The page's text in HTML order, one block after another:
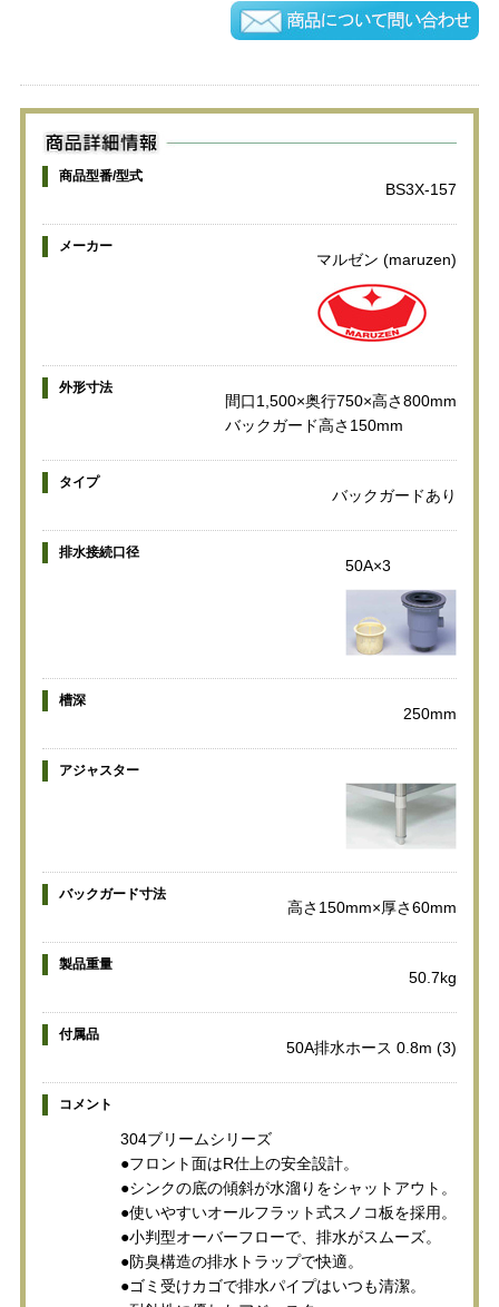
商品型番/型式
BS3X-157
メーカー
マルゼン (maruzen)
外形寸法
間口1,500×奥行750×高さ800mm
バックガード高さ150mm
タイプ
バックガードあり
排水接続口径
50A×3
槽深
250mm
アジャスター
バックガード寸法
高さ150mm×厚さ60mm
製品重量
50.7kg
付属品
50A排水ホース 0.8m (3)
コメント
304ブリームシリーズ
●フロント面はR仕上の安全設計。
●シンクの底の傾斜が水溜りをシャットアウト。
●使いやすいオールフラット式スノコ板を採用。
●小判型オーバーフローで、排水がスムーズ。
●防臭構造の排水トラップで快適。
●ゴミ受けカゴで排水パイプはいつも清潔。